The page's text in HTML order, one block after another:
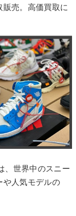
販売。高価買取に
、世界中のスニー
や人気モデルの